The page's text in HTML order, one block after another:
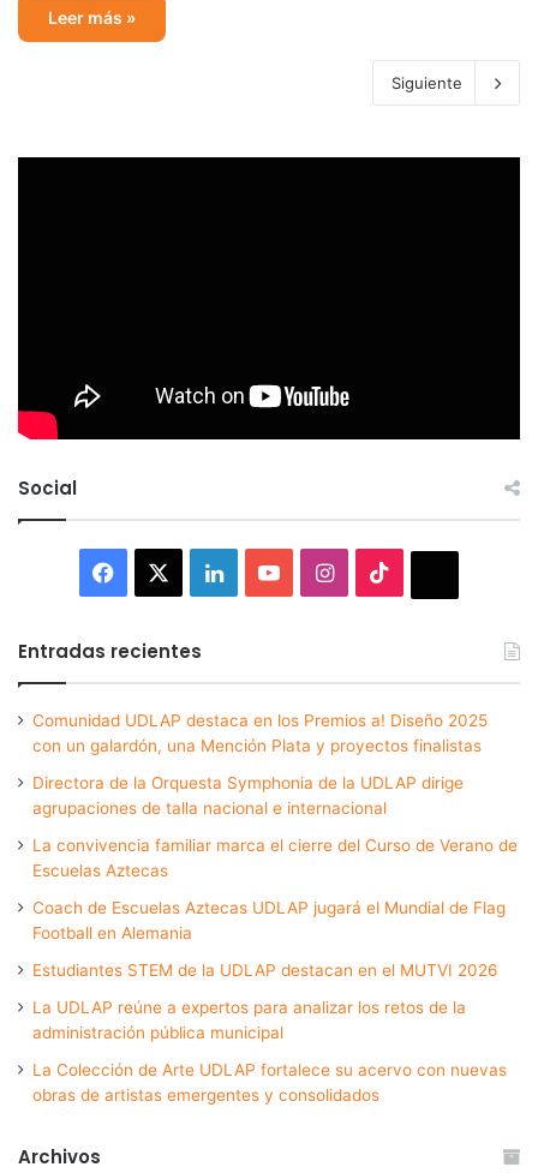
Leer más »
Siguiente
Social
Facebook LinkedInYouTubeInstagram
Entradas recientes
Comunidad UDLAP destaca en los Premios a! Diseño 2025
con un galardón, una Mención Plata y proyectos finalistas
Directora de la Orquesta Symphonia de la UDLAP dirige
agrupaciones de talla nacional e internacional
La convivencia familiar marca el cierre del Curso de Verano de
Escuelas Aztecas
Coach de Escuelas Aztecas UDLAP jugará el Mundial de Flag
Football en Alemania
Estudiantes STEM de la UDLAP destacan en el MUTVI 2026
La UDLAP reúne a expertos para analizar los retos de la
administración pública municipal
La Colección de Arte UDLAP fortalece su acervo con nuevas
obras de artistas emergentes y consolidados
Archivos